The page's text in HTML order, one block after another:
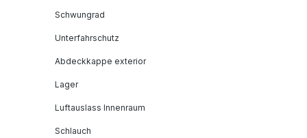
Schwungrad
Unterfahrschutz
Abdeckkappe exterior
Lager
Luftauslass Innenraum
Schlauch